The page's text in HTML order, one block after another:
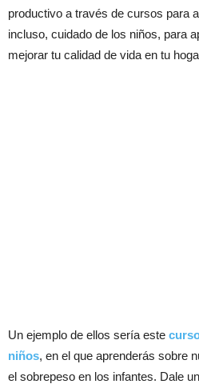
productivo a través de cursos para
incluso, cuidado de los niños, para
mejorar tu calidad de vida en tu
Un ejemplo de ellos sería este
niños, en el que aprenderás sobre
el sobrepeso en los infantes. Dale